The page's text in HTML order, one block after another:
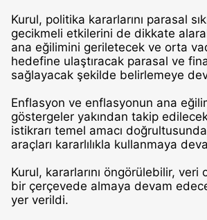
Kurul, politika kararlarını parasal
gecikmeli etkilerini de dikkate
ana eğilimini geriletecek ve orta
hedefine ulaştıracak parasal ve
sağlayacak şekilde belirlemeye
Enflasyon ve enflasyonun ana
göstergeler yakından takip
istikrarı temel amacı
araçları kararlılıkla kullanmaya
Kurul, kararlarını öngörülebilir, veri
bir çerçevede almaya devam
yer verildi.